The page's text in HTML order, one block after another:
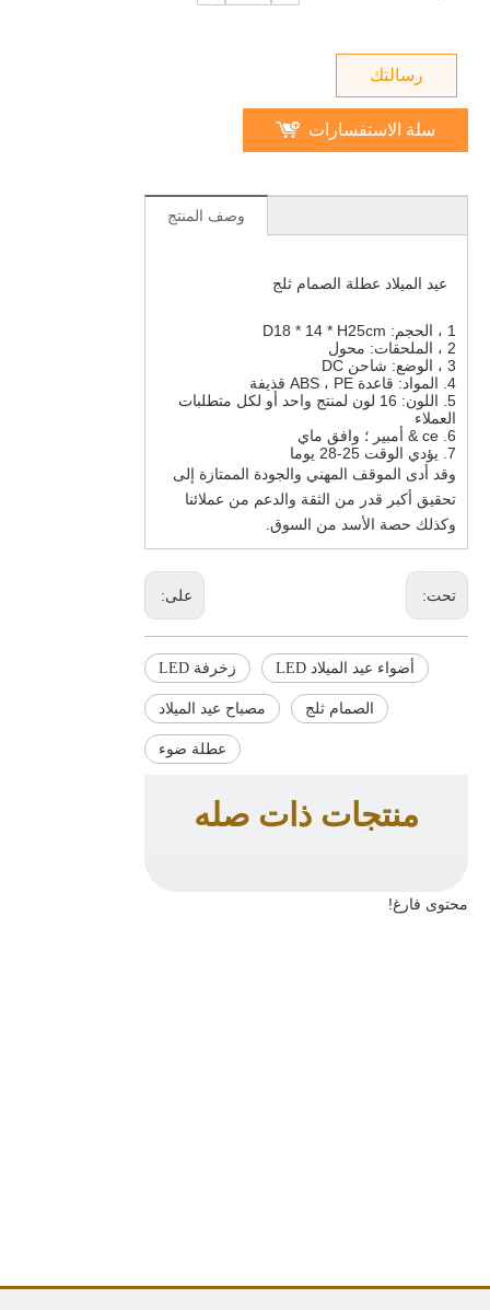
رسالتك
سلة الاستفسارات
وصف المنتج
عيد الميلاد عطلة الصمام ثلج
1 ، الحجم: D18 * 14 * H25cm
2 ، الملحقات: محول
3 ، الوضع: شاحن DC
4. المواد: قاعدة ABS ، PE قذيفة
5. اللون: 16 لون لمنتج واحد أو لكل متطلبات
العملاء
6. ce & أمبير ؛ وافق ماي
7. يؤدي الوقت 25-28 يوما
وقد أدى الموقف المهني والجودة الممتازة إلى
تحقيق أكبر قدر من الثقة والدعم من عملائنا
وكذلك حصة الأسد من السوق.
على: تحت:
زخرفة LED أضواء عيد الميلاد LED
مصباح عيد الميلاد الصمام ثلج
عطلة ضوء
منتجات ذات صله
محتوى فارغ!